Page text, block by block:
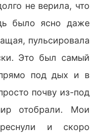
не верила, что
было ясно даже
пульсировала
Это был самый
под дых и в
почву из-под
отобрали. Мои
и скоро